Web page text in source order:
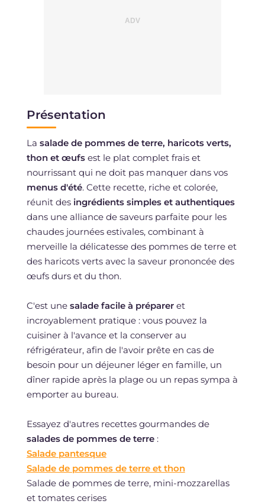
Présentation
La salade de pommes de terre, haricots verts,
thon et œufsest le plat complet frais et
nourrissant qui ne doit pas manquer dans vos
menus d'été. Cette recette, riche et colorée,
réunit des ingrédients simples et authentiques
dans une alliance de saveurs parfaite pour les
chaudes journées estivales, combinant à
merveille la délicatesse des pommes de terre et
des haricots verts avec la saveur prononcée des
œufs durs et du thon.
C'est une salade facile à prépareret
incroyablement pratique : vous pouvez la
cuisiner à l'avance et la conserver au
réfrigérateur, afin de l'avoir prête en cas de
besoin pour un déjeuner léger en famille, un
dîner rapide après la plage ou un repas sympa à
emporter au bureau.
Essayez d'autres recettes gourmandes de
salades de pommes de terre:
Salade pantesque
Salade de pommes de terre et thon
Salade de pommes de terre, mini-mozzarellas
et tomates cerises